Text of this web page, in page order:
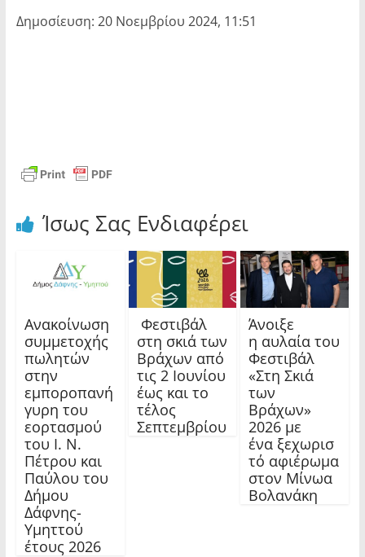
Δημοσίευση: 20 Νοεμβρίου 2024, 11:51
Ίσως Σας Ενδιαφέρει
Ανακοίνωση
συμμετοχής
πωλητών
στην
εμποροπανή
γυρη του
εορτασμού
του Ι. Ν.
Πέτρου και
Παύλου του
Δήμου
Δάφνης-
Υμηττού
έτους 2026
Φεστιβάλ
στη σκιά των
Βράχων από
τις 2 Ιουνίου
έως και το
τέλος
Σεπτεμβρίου
Άνοιξε
η αυλαία του
Φεστιβάλ
«Στη Σκιά
των
Βράχων»
2026 με
ένα ξεχωρισ
τό αφιέρωμα
στον Μίνωα
Βολανάκη